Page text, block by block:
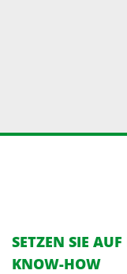
SETZEN SIE
KNOW-HOW